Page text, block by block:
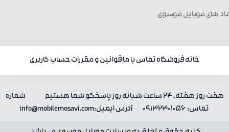
های موبایل موسوی
خانهفروشگاهتماس با ماقوانین و مقرراتحساب کاربری
هفت روز هفته، 24 ساعت شبانه روز پاسخگو شما هستیم شماره
تماس: 09132301056 آدرس ایمیل:info@mobilemosavi.com